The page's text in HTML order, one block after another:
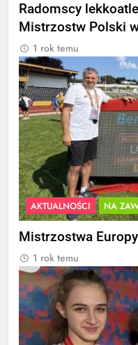
Radomscy
Mistrzostw Polski
1 rok temu
AKTUALNOŚCI NA
Mistrzostwa
1 rok temu